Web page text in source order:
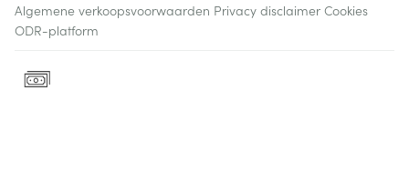
Algemene verkoopsvoorwaarden Privacy disclaimer Cookies
ODR-platform